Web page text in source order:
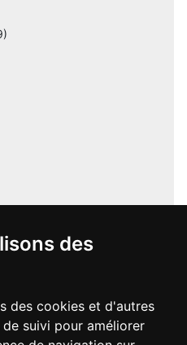
des
des cookies et d'autres
suivi pour améliorer
? Contactez-nous.